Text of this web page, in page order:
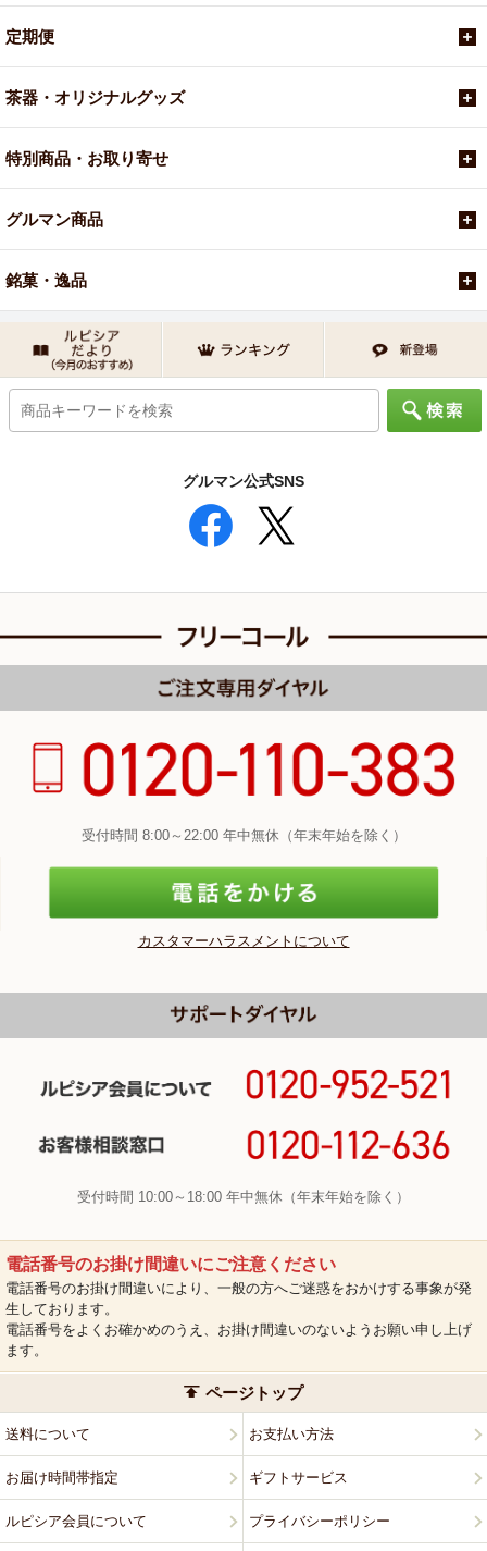
定期便
茶器・オリジナルグッズ
特別商品・お取り寄せ
グルマン商品
銘菓・逸品
グルマン公式SNS
受付時間 8:00～22:00 年中無休（年末年始を除く）
カスタマーハラスメントについて
受付時間 10:00～18:00 年中無休（年末年始を除く）
電話番号のお掛け間違いにご注意ください
電話番号のお掛け間違いにより、一般の方へご迷惑をおかけする事象が発
生しております。
電話番号をよくお確かめのうえ、お掛け間違いのないようお願い申し上げ
ます。
ページトップ
送料について お支払い方法
お届け時間帯指定 ギフトサービス
ルピシア会員について プライバシーポリシー